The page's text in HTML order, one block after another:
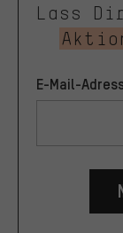
Lass
E-Mail-